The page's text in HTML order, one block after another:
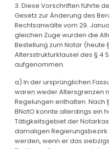
3. Diese Vorschriften führte
Gesetz zur Änderung des
Rechtsanwälte vom 29. Januar
gleichen Zuge wurden die
Bestellung zum Notar (heute
Altersstrukturklausel des § 4
aufgenommen.
a) In der ursprünglichen
waren weder Altersgrenzen
Regelungen enthalten. Nach
BNotO konnte allerdings ein
Tätigkeitsgebiet der
damaligen
werden, wenn er das